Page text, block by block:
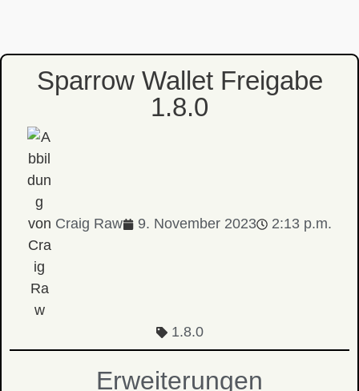
Sparrow Wallet Freigabe
1.8.0
Craig Raw 9. November 2023 2:13 p.m.
1.8.0
Erweiterungen